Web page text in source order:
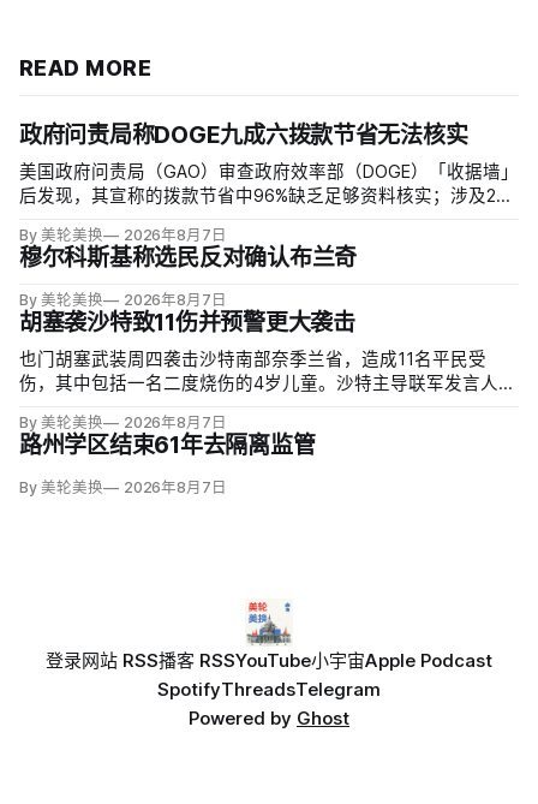
READ MORE
政府问责局称DOGE九成六拨款节省无法核实
美国政府问责局（GAO）审查政府效率部（DOGE）「收据墙」
后发现，其宣称的拨款节省中96%缺乏足够资料核实；涉及274
三分之二无法验证或不符合其公开方法，264份拟终止租约中
108份早已进入终止流程。
By 美轮美换 2026年8月7日
穆尔科斯基称选民反对确认布兰奇
By 美轮美换 2026年8月7日
胡塞袭沙特致11伤并预警更大袭击
也门胡塞武装周四袭击沙特南部奈季兰省，造成11名平民受
伤，其中包括一名二度烧伤的4岁儿童。沙特主导联军发言人图
区；
By 美轮美换 2026年8月7日
路州学区结束61年去隔离监管
By 美轮美换 2026年8月7日
登录网站 RSS播客 RSSYouTube小宇宙Apple Podcast
SpotifyThreadsTelegram
Powered by Ghost